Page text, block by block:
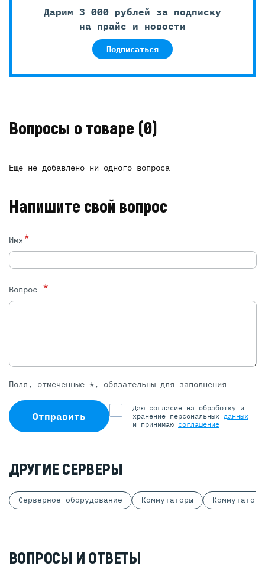
Дарим 3 000 рублей за подписку
на прайс и новости
Подписаться
Вопросы о товаре (0)
Ещё не добавлено ни одного вопроса
Напишите свой вопрос
Имя*
Вопрос *
Поля, отмеченные *, обязательны для заполнения
Отправить
Даю согласие на обработку и
хранение персональных данных
и принимаю соглашение
ДРУГИЕ СЕРВЕРЫ
Серверное оборудование Коммутаторы
ВОПРОСЫ И ОТВЕТЫ